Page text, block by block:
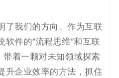
了我们的方向。作为互联
软件的“流程思维”和互联
带着一颗对未知领域探索
升企业效率的方法，抓住